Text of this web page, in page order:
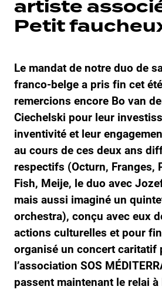
artiste
Petit
Le mandat de notre duo de
franco-belge a pris fin cet
remercions encore Bo van
Ciechelski pour leur
inventivité et leur
au cours de ces deux ans
respectifs (Octurn, Franges,
Fish, Meije, le duo avec
mais aussi imaginé un
orchestra), conçu avec eux
actions culturelles et pour
organisé un concert caritatif
l’association SOS
passent maintenant le relai à